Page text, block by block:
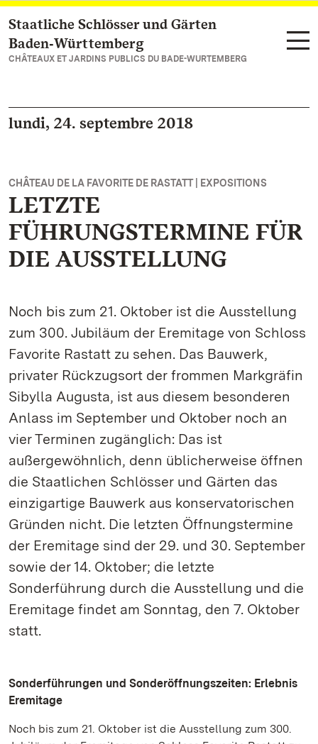
Vers la page d’accueil
Staatliche Schlösser und Gärten
Baden‑Württemberg
CHÂTEAUX ET JARDINS PUBLICS DU BADE-WURTEMBERG
lundi, 24. septembre 2018
CHÂTEAU DE LA FAVORITE DE RASTATT | EXPOSITIONS
LETZTE
FÜHRUNGSTERMINE FÜR
DIE AUSSTELLUNG
Noch bis zum 21. Oktober ist die Ausstellung
zum 300. Jubiläum der Eremitage von Schloss
Favorite Rastatt zu sehen. Das Bauwerk,
privater Rückzugsort der frommen Markgräfin
Sibylla Augusta, ist aus diesem besonderen
Anlass im September und Oktober noch an
vier Terminen zugänglich: Das ist
außergewöhnlich, denn üblicherweise öffnen
die Staatlichen Schlösser und Gärten das
einzigartige Bauwerk aus konservatorischen
Gründen nicht. Die letzten Öffnungstermine
der Eremitage sind der 29. und 30. September
sowie der 14. Oktober; die letzte
Sonderführung durch die Ausstellung und die
Eremitage findet am Sonntag, den 7. Oktober
statt.
Sonderführungen und Sonderöffnungszeiten: Erlebnis
Eremitage
Noch bis zum 21. Oktober ist die Ausstellung zum 300.